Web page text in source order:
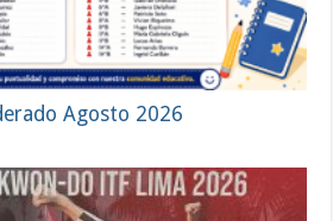
Agosto 2026